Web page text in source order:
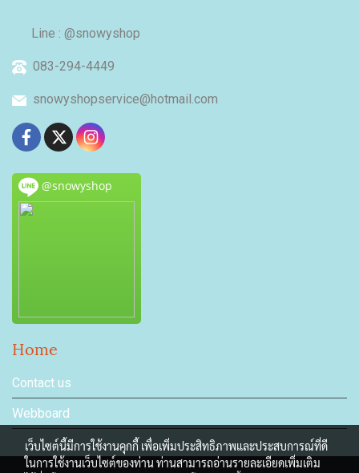
Line : @snowyshop
083-294-4449
snowyshopservice@hotmail.com
@snowyshop
Home
Contact us
Webboard
เว็บไซต์นี้มีการใช้งานคุกกี้ เพื่อเพิ่มประสิทธิภาพและประสบการณ์ที่ดี
ในการใช้งานเว็บไซต์ของท่าน ท่านสามารถอ่านรายละเอียดเพิ่มเติม